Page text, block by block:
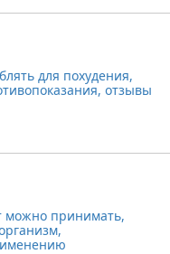
для похудения,
отзывы
можно принимать,